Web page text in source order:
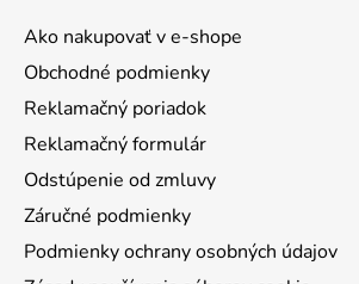
Ako nakupovať v e-shope
Obchodné podmienky
Reklamačný poriadok
Reklamačný formulár
Odstúpenie od zmluvy
Záručné podmienky
Podmienky ochrany osobných údajov